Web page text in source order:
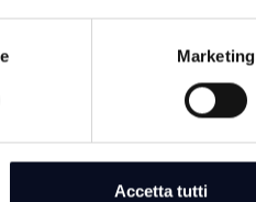
Marketing
Accetta tutti
Nasce Elephas Sport,
2026
La Start Romagna
la Virtus Bologna sul